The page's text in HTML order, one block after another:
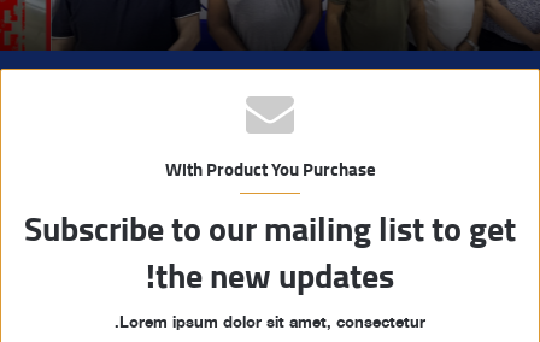
With Product You Purchase
Subscribe to our mailing list to get
the new updates!
Lorem ipsum dolor sit amet, consectetur.